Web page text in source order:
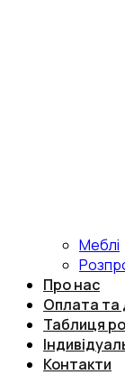
Меблі
Про нас
Оплата та
Таблиця
Контакти